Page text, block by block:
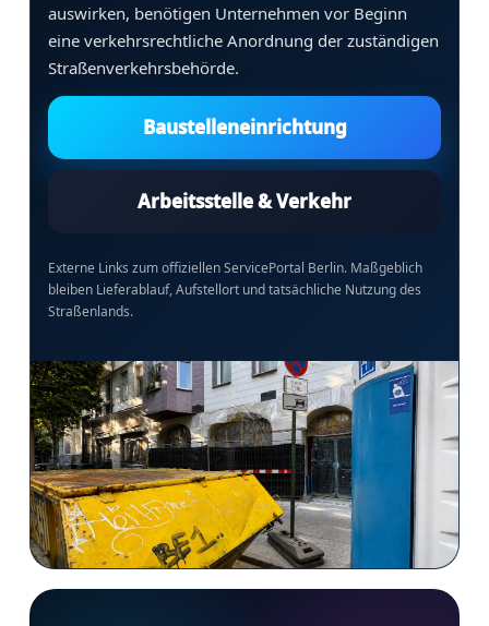
auswirken, benötigen Unternehmen vor Beginn
eine verkehrsrechtliche Anordnung der zuständigen
Straßenverkehrsbehörde.
Baustelleneinrichtung
Arbeitsstelle & Verkehr
Externe Links zum offiziellen ServicePortal Berlin. Maßgeblich
bleiben Lieferablauf, Aufstellort und tatsächliche Nutzung des
Straßenlands.